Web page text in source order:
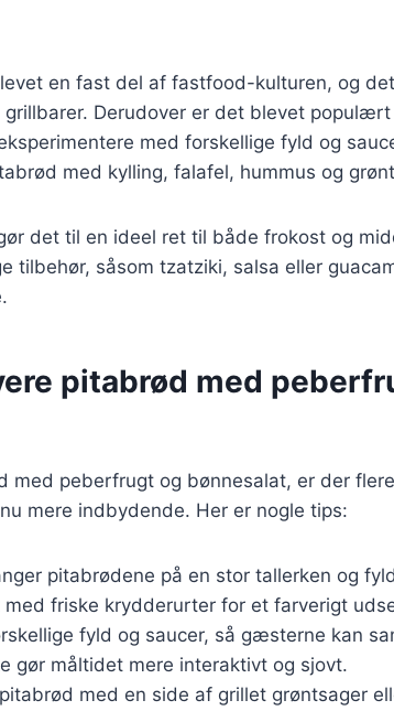
en fast del af fastfood-kulturen, og
Derudover er det blevet
med forskellige fyld og
med kylling, falafel, hummus og
det til en ideel ret til både frokost og
tilbehør, såsom tzatziki, salsa eller
pitabrød med
med peberfrugt og bønnesalat, er der
mere indbydende. Her er nogle tips:
pitabrødene på en stor tallerken og
friske krydderurter for et farverigt
fyld og saucer, så gæsterne kan
gør måltidet mere interaktivt og sjovt.
med en side af grillet grøntsager